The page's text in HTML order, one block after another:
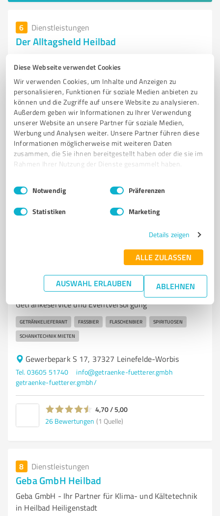
Diese Webseite verwendet Cookies
Wir verwenden Cookies, um Inhalte und Anzeigen zu
personalisieren, Funktionen für soziale Medien anbieten zu
können und die Zugriffe auf unsere Website zu analysieren.
Außerdem geben wir Informationen zu Ihrer Verwendung
unserer Website an unsere Partner für soziale Medien,
Werbung und Analysen weiter. Unsere Partner führen diese
Informationen möglicherweise mit weiteren Daten
zusammen, die Sie ihnen bereitgestellt haben oder die sie im
Rahmen Ihrer Nutzung der Dienste gesammelt haben.
Impressum Datenschutzbestimmungen
Einwilligungsauswahl
Notwendig Präferenzen
Statistiken Marketing
Details zeigen
ALLE ZULASSEN
AUSWAHL ERLAUBEN ABLEHNEN
6 Dienstleistungen
Der Alltagsheld Heilbad
Heiligenstadt für alle Anliegen
HAUSMEISTERSERVICE HEILBAD HEILIGENSTADT
HAUSHALTSNAHE DIENSTLEISTUNGEN GRABPFLEGE
HAUSHALTSAUFLÖSUNGEN RENOVIERUNGEN ZUVERLÄSSIGER SERVICE
INDIVIDUELLE WÜNSCHE
QUALITÄT KUNDENZUFRIEDENHEIT
Kasseler Tor 10, 37308 Heilbad Heiligenstadt
4,50 / 5,00
17
Bewertungen (1 Quelle)
Getränke Fütterer GmbH
Getränke Fütterer GmbH – Ihr Partner für
Getränkeservice und Eventversorgung
GETRÄNKELIEFERANT FASSBIER FLASCHENBIER SPIRITUOSEN
SCHANKTECHNIK MIETEN
Gewerbepark S 17, 37327 Leinefelde-Worbis
Tel. 03605 51740
info@getraenke-fuetterer.gmbh
getraenke-fuetterer.gmbh/
4,70 / 5,00
26 Bewertungen (1 Quelle)
8 Dienstleistungen
Geba GmbH Heilbad
Geba GmbH - Ihr Partner für Klima- und Kältetechnik
in Heilbad Heiligenstadt